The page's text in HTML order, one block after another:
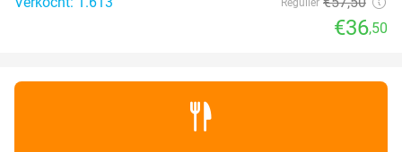
€36,50